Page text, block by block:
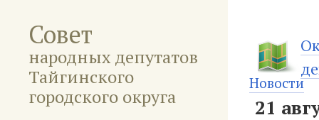
Совет
народных депутатов
Тайгинского
городского округа
Новости
21